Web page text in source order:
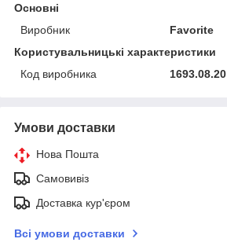
Основні
Виробник
Favorite
Користувальницькі характеристики
Код виробника
1693.08.20
Умови доставки
Нова Пошта
Самовивіз
Доставка кур'єром
Всі умови доставки